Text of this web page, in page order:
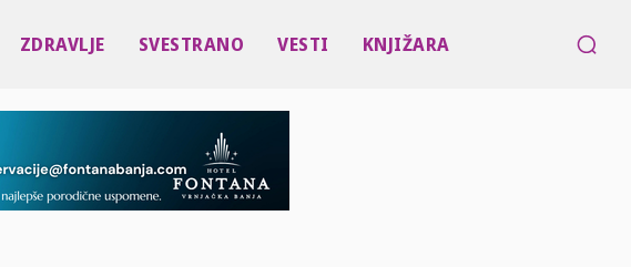
ZDRAVLJE SVESTRANO VESTI KNJIŽARA